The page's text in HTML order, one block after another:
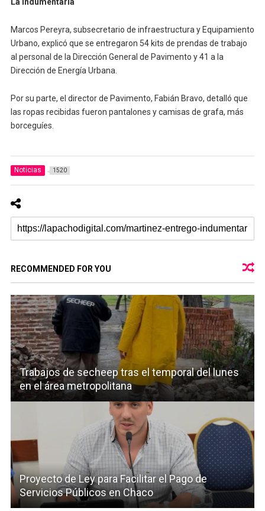
La indumentaria
Marcos Pereyra, subsecretario de infraestructura y Equipamiento
Urbano, explicó que se entregaron 54 kits de prendas de trabajo
al personal de la Dirección General de Pavimento y 41 a la
Dirección de Energía Urbana.
Por su parte, el director de Pavimento, Fabián Bravo, detalló que
las ropas recibidas fueron pantalones y camisas de grafa, más
borceguíes.
Noticias 1520
RECOMMENDED FOR YOU
Trabajos de secheep tras el temporal del lunes
en el área metropolitana
Proyecto de Ley para Facilitar el Pago de
Servicios Públicos en Chaco